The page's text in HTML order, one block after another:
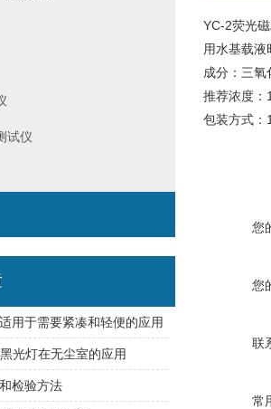
YC-2荧光
用水基载
成分：三氧
推荐浓度：
包装方式：
您
您
联
常
试仪
用于需要紧凑和轻便的应用
光灯在无尘室的应用
检验方法